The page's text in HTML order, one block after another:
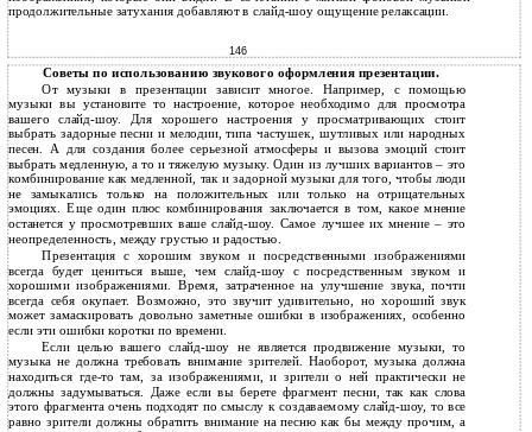
продолжительные затухания добавляют в слайд-шоу ощущение релаксации.
146
Советы по использованию звукового оформления презентации.
От музыки в презентации зависит многое. Например, с помощью
музыки вы установите то настроение, которое необходимо для просмотра
вашего слайд-шоу. Для хорошего настроения у просматривающих стоит
выбрать задорные песни и мелодии, типа частушек, шутливых или народных
песен. А для создания более серьезной атмосферы и вызова эмоций стоит
выбрать медленную, а то и тяжелую музыку. Один из лучших вариантов – это
комбинирование как медленной, так и задорной музыки для того, чтобы люди
не замыкались только на положительных или только на отрицательных
эмоциях. Еще один плюс комбинирования заключается в том, какое мнение
останется у просмотревших ваше слайд-шоу. Самое лучшее их мнение – это
неопределенность, между грустью и радостью.
Презентация с хорошим звуком и посредственными изображениями
всегда будет цениться выше, чем слайд-шоу с посредственным звуком и
хорошими изображениями. Время, затраченное на улучшение звука, почти
всегда себя окупает. Возможно, это звучит удивительно, но хороший звук
может замаскировать довольно заметные ошибки в изображениях, особенно
если эти ошибки коротки по времени.
Если целью вашего слайд-шоу не является продвижение музыки, то
музыка не должна требовать внимание зрителей. Наоборот, музыка должна
находиться где-то там, за изображениями, и зрители о ней практически не
должны задумываться. Даже если вы берете фрагмент песни, так как слова
этого фрагмента очень подходят по смыслу к создаваемому слайд-шоу, то все
равно зрители должны обратить внимание на песню как бы между прочим, а